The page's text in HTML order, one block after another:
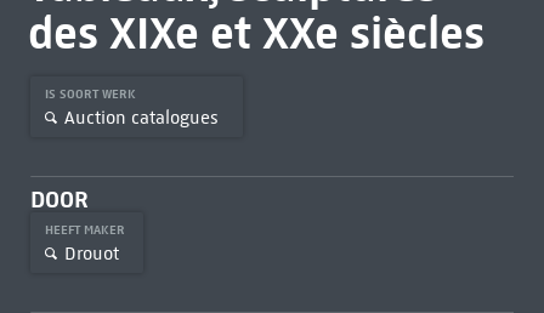
des XIXe et XXe siècles
IS SOORT WERK
Auction catalogues
DOOR
HEEFT MAKER
Drouot